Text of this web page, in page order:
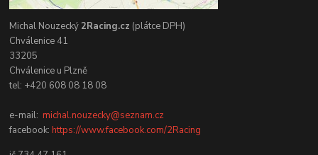
Michal Nouzecký2Racing.cz (plátce DPH)
Chválenice 41
33205
Chválenice u Plzně
tel: +420 608 08 18 08
e-mail:michal.nouzecky@seznam.cz
facebook:https://www.facebook.com/2Racing